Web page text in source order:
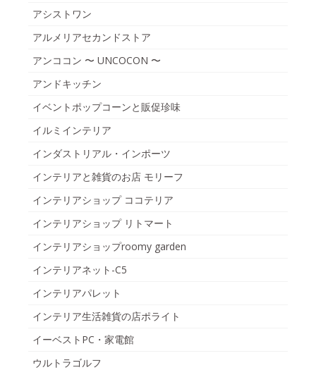
アシストワン
アルメリアセカンドストア
アンココン 〜 UNCOCON 〜
アンドキッチン
イベントポップコーンと販促珍味
イルミインテリア
インダストリアル・インポーツ
インテリアと雑貨のお店 モリーフ
インテリアショップ ココテリア
インテリアショップ リトマート
インテリアショップroomy garden
インテリアネット-C5
インテリアパレット
インテリア生活雑貨の店ポライト
イーベストPC・家電館
ウルトラゴルフ